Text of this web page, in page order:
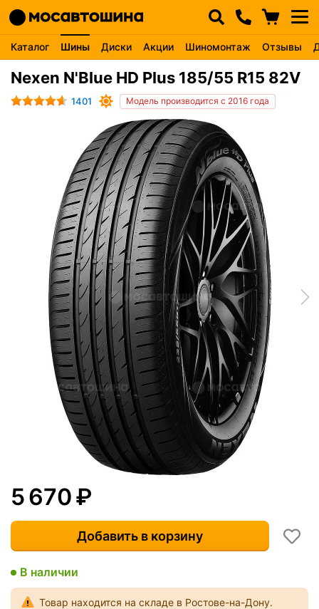
Каталог Шины Диски Акции Шиномонтаж Отзывы
Nexen N'Blue HD Plus 185/55 R15 82V
1401 Модель производится с 2016 года
5 670₽
Добавить в корзину
В наличии
Товар находится на складе в Ростове-на-Дону.